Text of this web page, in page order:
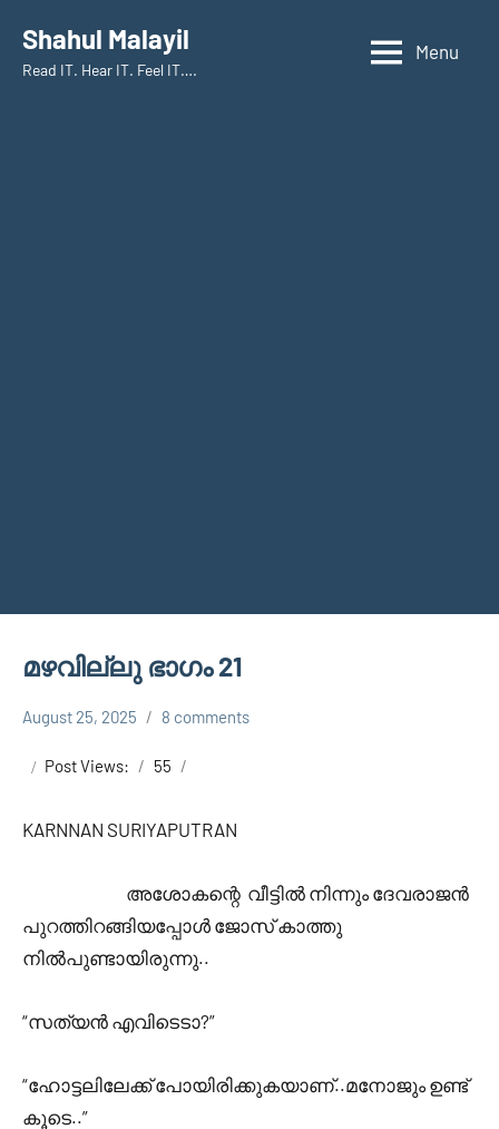
content
Shahul Malayil
Read IT. Hear IT. Feel IT….
Menu
മഴവില്ലു ഭാഗം 21
MAZHAVILLU
SESON 1
August 25, 2025
Faisal
Cm
8 comments
Post Views: 55
KARNNAN SURIYAPUTRAN
അശോകന്റെ വീട്ടിൽ നിന്നും ദേവരാജൻ
പുറത്തിറങ്ങിയപ്പോൾ ജോസ് കാത്തു
നിൽപുണ്ടായിരുന്നു..
“സത്യൻ എവിടെടാ?”
“ഹോട്ടലിലേക്ക് പോയിരിക്കുകയാണ്..മനോജും ഉണ്ട്
കൂടെ..”